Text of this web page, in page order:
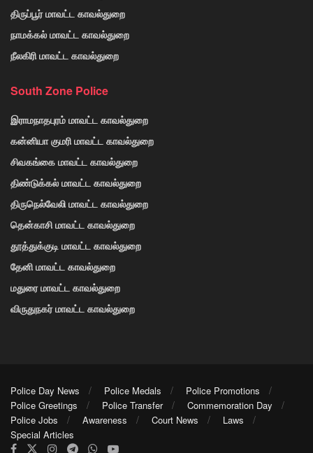
திருப்பூர் மாவட்ட காவல்துறை
நாமக்கல் மாவட்ட காவல்துறை
நீலகிரி மாவட்ட காவல்துறை
South Zone Police
இராமநாதபுரம் மாவட்ட காவல்துறை
கன்னியா குமரி மாவட்ட காவல்துறை
சிவகங்கை மாவட்ட காவல்துறை
திண்டுக்கல் மாவட்ட காவல்துறை
திருநெல்வேலி மாவட்ட காவல்துறை
தென்காசி மாவட்ட காவல்துறை
தூத்துக்குடி மாவட்ட காவல்துறை
தேனி மாவட்ட காவல்துறை
மதுரை மாவட்ட காவல்துறை
விருதுநகர் மாவட்ட காவல்துறை
Police Day News Police Medals
Police Promotions
Police Greetings
Police Transfer
Commemoration Day
Police Jobs
Awareness Court News
Laws
Special Articles